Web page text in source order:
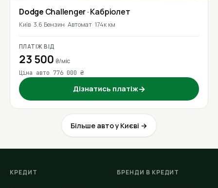
Dodge Challenger· Кабріолет
Київ 3.6 Бензин Автомат 174к км
ПЛАТІЖ ВІД
23 500 ₴/міс
Ціна авто 776 000 ₴
Дізнатись платіж→
Більше авто у Києві →
КРЕДИТ БРЕНДИ В КРЕДИТ